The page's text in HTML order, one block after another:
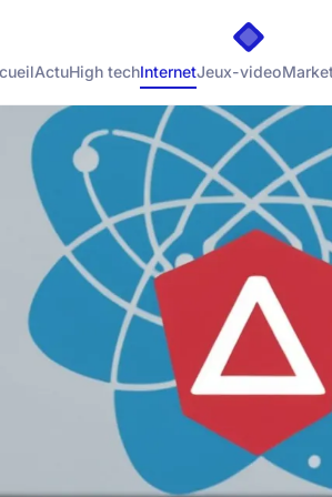
ActuHigh techInternetJeux-video